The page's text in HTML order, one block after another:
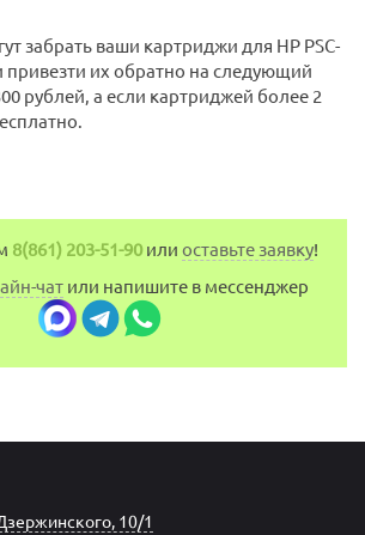
забрать ваши картриджи для HP PSC-
привезти их обратно на следующий
рублей, а если картриджей более 2
8(861) 203-51-90или оставьте заявку!
чат или напишите в мессенджер
10/1